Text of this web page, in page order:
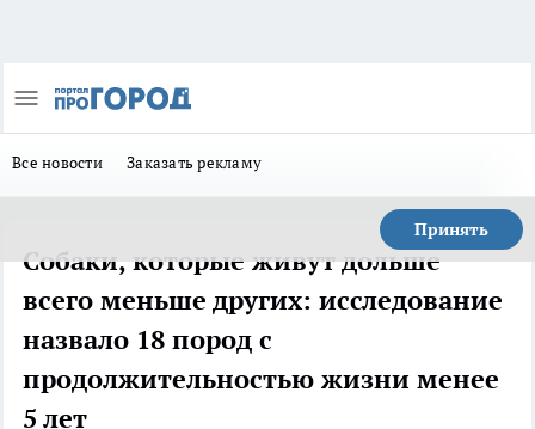
Все новости Заказать рекламу
Принять
Собаки, которые живут дольше
всего меньше других: исследование
назвало 18 пород с
продолжительностью жизни менее
5 лет